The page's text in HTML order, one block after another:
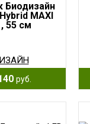
Биодизайн
MAXI
55 см
руб.